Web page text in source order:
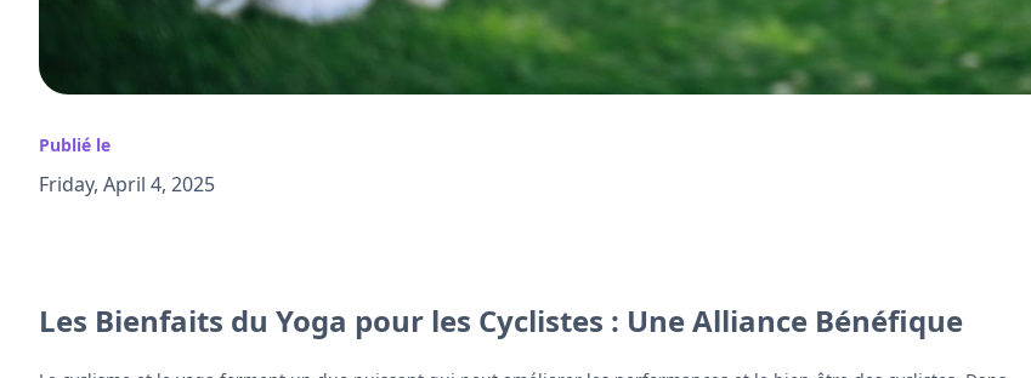
Publié le
Friday, April 4, 2025
Les Bienfaits du Yoga pour les Cyclistes : Une Alliance Bénéfique